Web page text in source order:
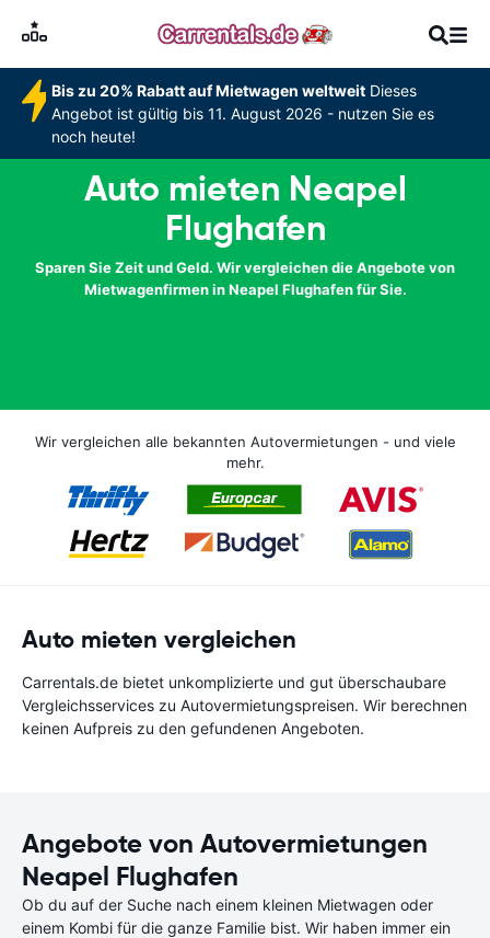
Bis zu 20% Rabatt auf Mietwagen weltweitDieses
Angebot ist gültig bis 11. August 2026 - nutzen Sie es
noch heute!
Auto mieten Neapel
Flughafen
Sparen Sie Zeit und Geld. Wir vergleichen die Angebote von
Mietwagenfirmen in Neapel Flughafen für Sie.
Wir vergleichen alle bekannten Autovermietungen - und viele
mehr.
Auto mieten vergleichen
Carrentals.de bietet unkomplizierte und gut überschaubare
Vergleichsservices zu Autovermietungspreisen. Wir berechnen
keinen Aufpreis zu den gefundenen Angeboten.
Angebote von Autovermietungen
Neapel Flughafen
Ob du auf der Suche nach einem kleinen Mietwagen oder
einem Kombi für die ganze Familie bist. Wir haben immer ein